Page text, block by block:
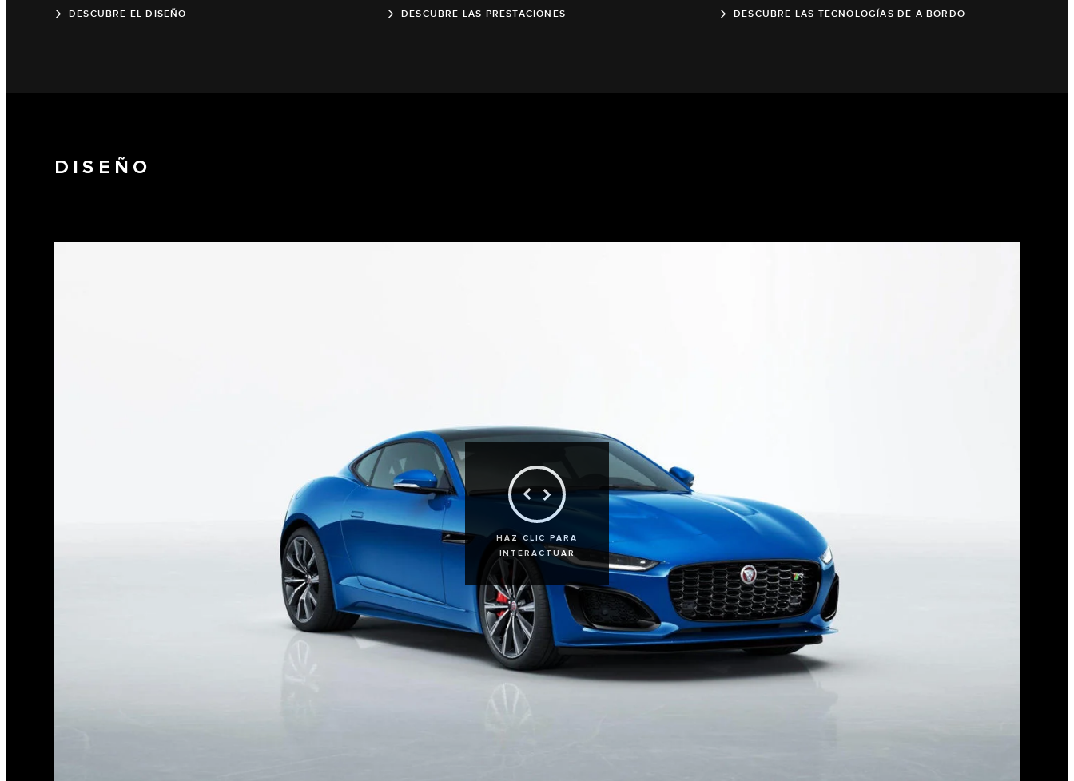
DESCUBRE EL DISEÑO DESCUBRE LAS PRESTACIONES DESCUBRE LAS TECNOLOGÍAS DE A BORDO
DISEÑO
HAZ CLIC PARA
INTERACTUAR